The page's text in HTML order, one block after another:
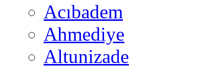
Acıbadem
Ahmediye
Altunizade